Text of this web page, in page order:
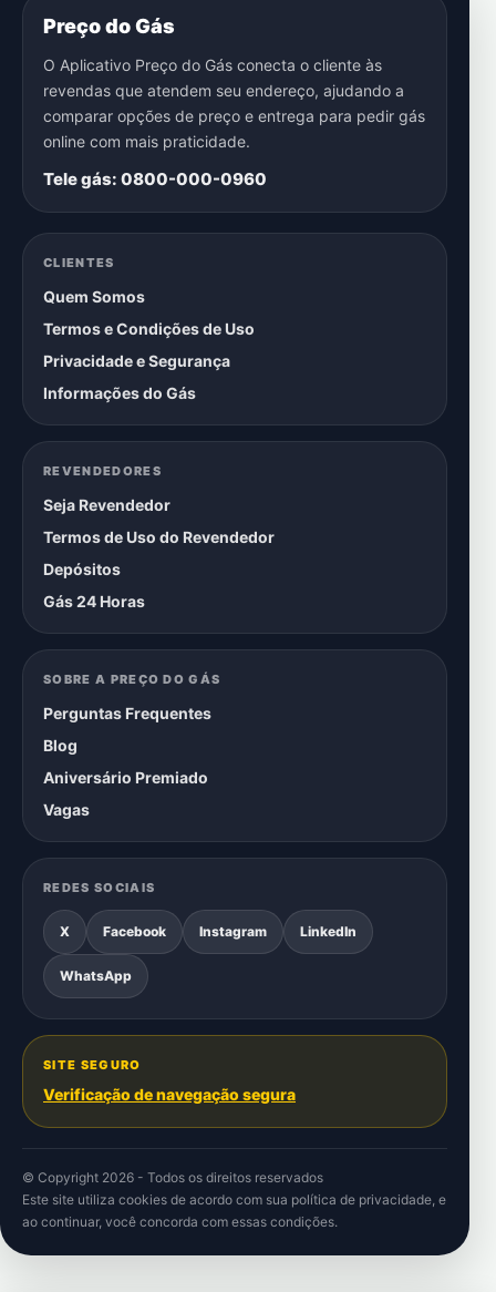
Preço do Gás
O Aplicativo Preço do Gás conecta o cliente às
revendas que atendem seu endereço, ajudando a
comparar opções de preço e entrega para pedir gás
online com mais praticidade.
Tele gás: 0800-000-0960
CLIENTES
Quem Somos
Termos e Condições de Uso
Privacidade e Segurança
Informações do Gás
REVENDEDORES
Seja Revendedor
Termos de Uso do Revendedor
Depósitos
Gás 24 Horas
SOBRE A PREÇO DO GÁS
Perguntas Frequentes
Blog
Aniversário Premiado
Vagas
REDES SOCIAIS
X Facebook Instagram LinkedIn
WhatsApp
SITE SEGURO
Verificação de navegação segura
© Copyright 2026 - Todos os direitos reservados
Este site utiliza cookies de acordo com sua política de privacidade, e
ao continuar, você concorda com essas condições.